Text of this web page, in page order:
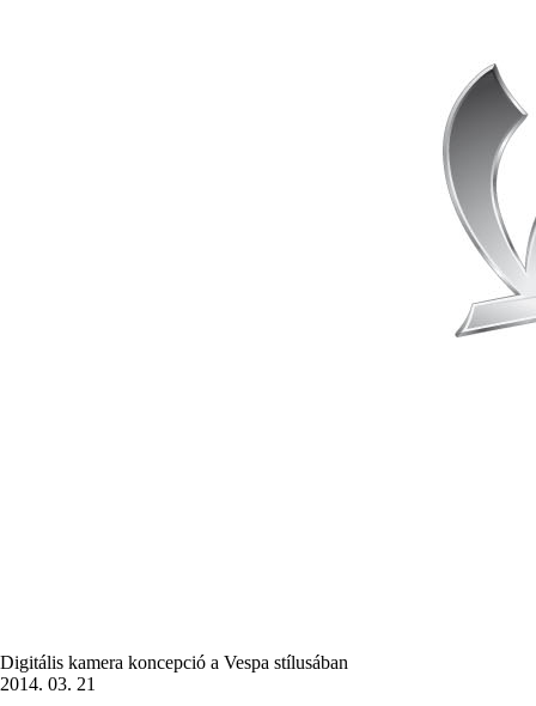
Digitális kamera koncepció a Vespa stílusában
2014. 03. 21